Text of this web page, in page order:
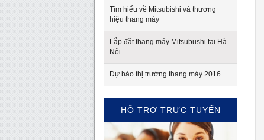
Tìm hiểu về Mitsubishi và thương
hiệu thang máy
Lắp đặt thang máy Mitsubushi tại Hà
Nội
Dự báo thị trường thang máy 2016
HỖ TRỢ TRỰC TUYẾN